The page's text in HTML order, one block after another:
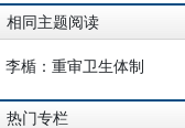
相同主题阅读
李楯：重审卫生体制
热门专栏